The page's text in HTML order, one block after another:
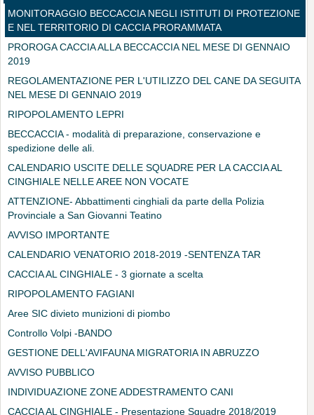
MONITORAGGIO BECCACCIA NEGLI ISTITUTI DI PROTEZIONE
E NEL TERRITORIO DI CACCIA PRORAMMATA
PROROGA CACCIA ALLA BECCACCIA NEL MESE DI GENNAIO
2019
REGOLAMENTAZIONE PER L'UTILIZZO DEL CANE DA SEGUITA
NEL MESE DI GENNAIO 2019
RIPOPOLAMENTO LEPRI
BECCACCIA - modalità di preparazione, conservazione e
spedizione delle ali.
CALENDARIO USCITE DELLE SQUADRE PER LA CACCIA AL
CINGHIALE NELLE AREE NON VOCATE
ATTENZIONE- Abbattimenti cinghiali da parte della Polizia
Provinciale a San Giovanni Teatino
AVVISO IMPORTANTE
CALENDARIO VENATORIO 2018-2019 -SENTENZA TAR
CACCIA AL CINGHIALE - 3 giornate a scelta
RIPOPOLAMENTO FAGIANI
Aree SIC divieto munizioni di piombo
Controllo Volpi -BANDO
GESTIONE DELL'AVIFAUNA MIGRATORIA IN ABRUZZO
AVVISO PUBBLICO
INDIVIDUAZIONE ZONE ADDESTRAMENTO CANI
CACCIA AL CINGHIALE - Presentazione Squadre 2018/2019